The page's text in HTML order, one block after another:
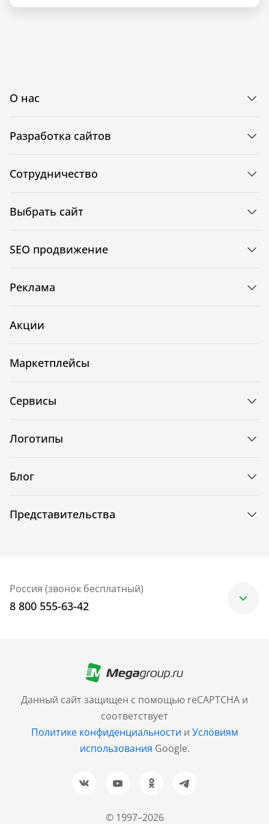
© 1997–2026
Данный сайт защищен с помощью reCAPTCHA и
соответствует
Политике конфиденциальности и Условиям
использования Google.
О нас
Разработка сайтов
Сотрудничество
Выбрать сайт
SEO продвижение
Реклама
Акции
Маркетплейсы
Сервисы
Логотипы
Блог
Представительства
Россия (звонок бесплатный)
8 800 555-63-42
+7 (499) 705-30-10
Санкт-Петербург
+7 (812) 600-77-33
Барнаул
Новосибирск